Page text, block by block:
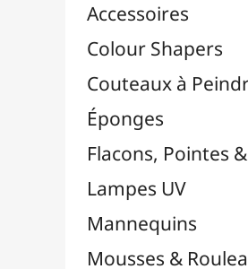
Pinceaux Par Marques
Pinceaux Bob Ross
Pinceaux Da Vinci
Pinceaux FM Brush
Pinceaux Liquitex
Pinceaux LUKAS
Pinceaux MILAN
Pinceaux NID'ART
Pinceaux O'Color
Pinceaux Pébéo
Pinceaux Raphaël